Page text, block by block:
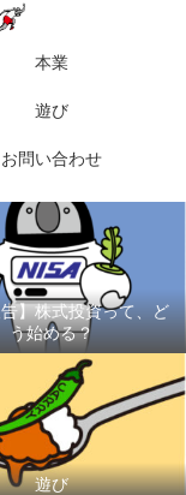
本業
遊び
お問い合わせ
告】株式投資って、ど
う始める？
遊び